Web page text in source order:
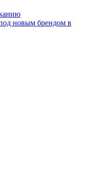
новым брендом в